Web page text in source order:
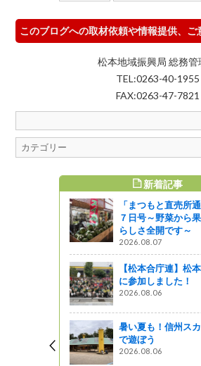
このブログへの取材依頼や情報提供、ご
松本地域振興局 総務管
TEL:0263-40-1955
FAX:0263-47-7821
新着記事
「まつもと直売所
７日号～野菜から
らしさ全開です～
2026.08.07
【松本合庁連】松
に参加しました！
2026.08.06
暑い夏も！信州ス
で遊ぼう
2026.08.06